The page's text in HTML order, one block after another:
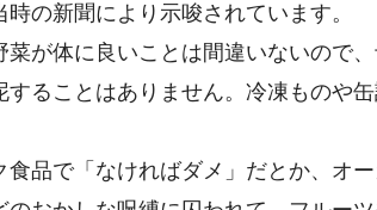
の新聞により示唆されています。
菜が体に良いことは間違いないので
することはありません。冷凍ものや
食品で「なければダメ」だとか、オ